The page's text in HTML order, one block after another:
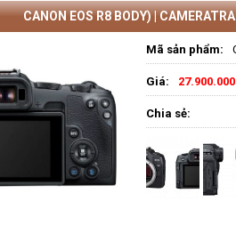
CANON EOS R8 BODY) |
Mã sản phẩm:
Giá:
Chia sẻ: